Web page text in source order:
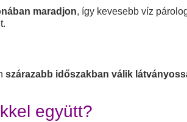
maradjon, így kevesebb víz
szárazabb időszakban válik
együtt?